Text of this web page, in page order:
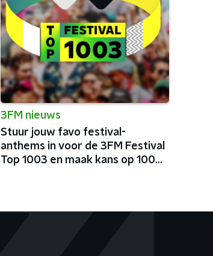
3FM nieuws
Stuur jouw favo festival-
anthems in voor de 3FM Festival
Top 1003 en maak kans op 100